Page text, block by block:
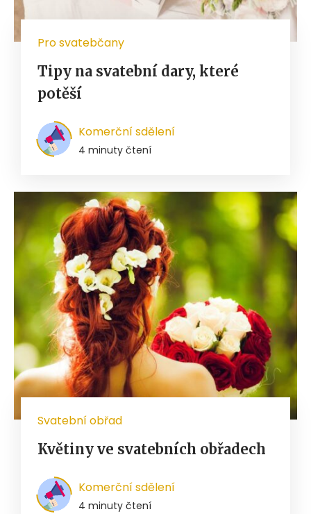
Pro svatebčany
Tipy na svatební dary, které
potěší
Komerční sdělení
4 minuty čtení
Svatební obřad
Květiny ve svatebních obřadech
Komerční sdělení
4 minuty čtení